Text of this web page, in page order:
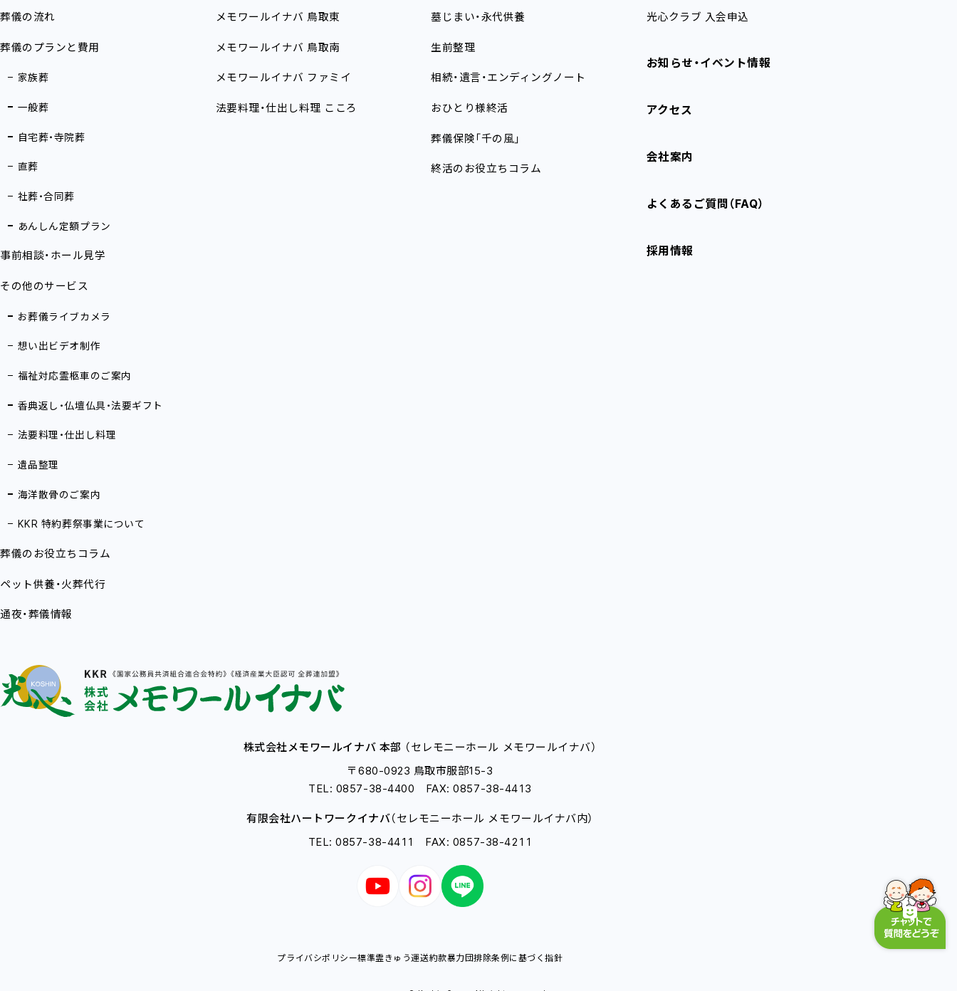
葬儀の流れ
葬儀のプランと費用
家族葬
一般葬
自宅葬・寺院葬
直葬
社葬・合同葬
あんしん定額プラン
事前相談・ホール見学
その他のサービス
お葬儀ライブカメラ
想い出ビデオ制作
福祉対応霊柩車のご案内
香典返し・仏壇仏具・法要ギフト
法要料理・仕出し料理
遺品整理
海洋散骨のご案内
KKR 特約葬祭事業について
葬儀のお役立ちコラム
ペット供養・火葬代行
通夜・葬儀情報
メモワールイナバ 鳥取東
メモワールイナバ 鳥取南
メモワールイナバ ファミイ
法要料理・仕出し料理 こころ
墓じまい・永代供養
生前整理
相続・遺言・エンディングノート
おひとり様終活
葬儀保険「千の風」
終活のお役立ちコラム
光心クラブ 入会申込
お知らせ・イベント情報
アクセス
会社案内
よくあるご質問（FAQ）
採用情報
株式会社メモワールイナバ 本部 （セレモニーホール メモワールイナバ）
〒680-0923 鳥取市服部15-3
TEL: 0857-38-4400 FAX: 0857-38-4413
有限会社ハートワークイナバ（セレモニーホール メモワールイナバ内）
TEL: 0857-38-4411 FAX: 0857-38-4211
プライバシポリシー標準霊きゅう運送約款暴力団排除条例に基づく指針